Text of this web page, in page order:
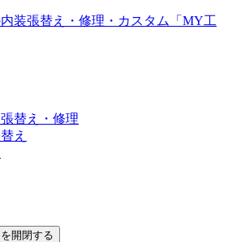
替え・修理
え
開閉する